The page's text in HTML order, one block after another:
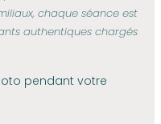
chaque séance est
authentiques chargés
pendant votre